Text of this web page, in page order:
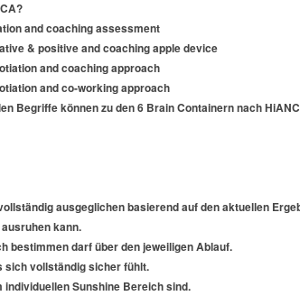
and coaching assessment
& positive and coaching apple device
and coaching approach
and co-working approach
Begriffe können zu den 6 Brain Containern nach
ausgeglichen basierend auf den aktuellen
kann.
bestimmen darf über den jeweiligen Ablauf.
sich vollständig sicher fühlt.
Sunshine Bereich sind.